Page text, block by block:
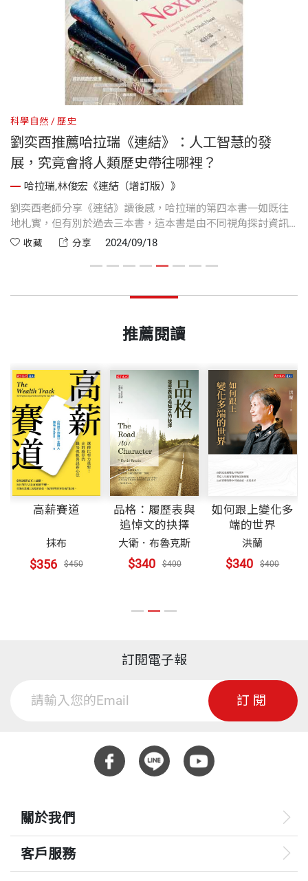
科學自然 歷史
劉奕酉推薦哈拉瑞《連結》：人工智慧的發
展，究竟會將人類歷史帶往哪裡？
哈拉瑞,林俊宏《連結（增訂版）》
劉奕酉老師分享《連結》讀後感，哈拉瑞的第四本書一如既往
地札實，但有別於過去三本書，這本書是由不同視角探討資訊
網路的變遷對人類社會的影響；連同前三本書共同建構出更立
式，而人工智慧的發展究竟會將人類歷史帶往哪裡？
收藏 分享 2024/09/18
推薦閱讀
高薪賽道
抹布
$356 $450
品格：履歷表與
追悼文的抉擇
大衛．布魯克斯
$340 $400
如何跟上變化多
端的世界
洪蘭
$340 $400
訂閱電子報
訂閱
關於我們
客戶服務